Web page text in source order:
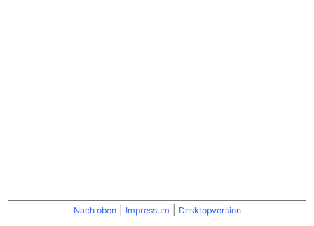
Nach oben Impressum Desktopversion